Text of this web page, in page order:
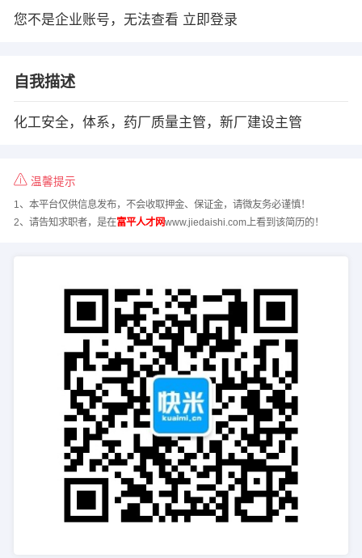
您不是企业账号，无法查看 立即登录
自我描述
化工安全，体系，药厂质量主管，新厂建设主管
温馨提示
1、本平台仅供信息发布，不会收取押金、保证金，请微友务必谨慎！
2、请告知求职者，是在富平人才网www.jiedaishi.com上看到该简历的！